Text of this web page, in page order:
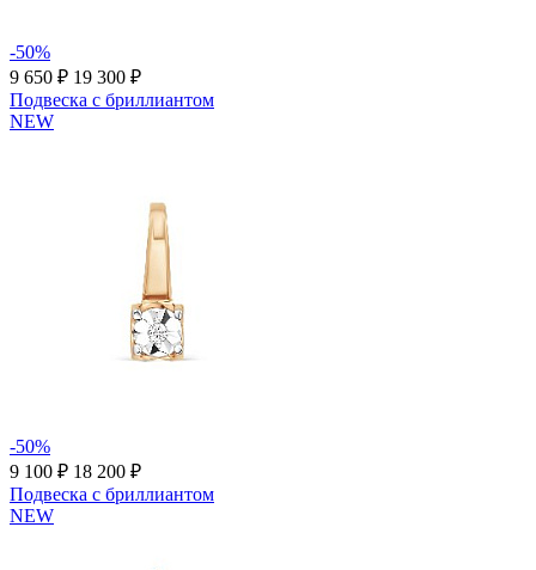
-50%
9 650 ₽ 19 300 ₽
Подвеска с бриллиантом
NEW
-50%
9 100 ₽ 18 200 ₽
Подвеска с бриллиантом
NEW